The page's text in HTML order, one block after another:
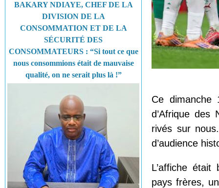
BAKARY NDIAYE, CHEF DE LA
DIVISION DE LA
CONSOMMATION ET DE LA
SÉCURITÉ DES
CONSOMMATEURS : “Si tout ce que
nous consommions était de mauvaise
qualité, on ne serait plus là !”
Ce
d’Afrique des
rivés sur
d’audience
L’affiche
pays frères,